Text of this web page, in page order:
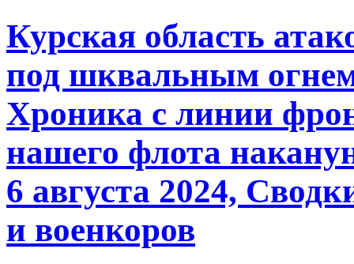
Курская область
под шквальным
Хроника с линии
нашего флота
6 августа 2024,
и военкоров